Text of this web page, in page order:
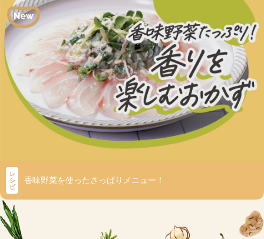
レ
シ
ピ
香味野菜を使ったさっぱりメニュー！